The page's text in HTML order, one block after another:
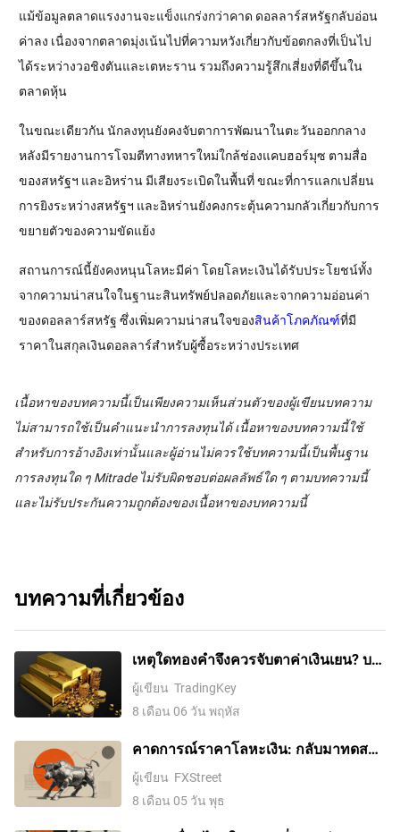
แม้ข้อมูลตลาดแรงงานจะแข็งแกร่งกว่าคาด ดอลลาร์สหรัฐกลับอ่อน
ค่าลง เนื่องจากตลาดมุ่งเน้นไปที่ความหวังเกี่ยวกับข้อตกลงที่เป็นไป
ได้ระหว่างวอชิงตันและเตหะราน รวมถึงความรู้สึกเสี่ยงที่ดีขึ้นใน
ตลาดหุ้น
ในขณะเดียวกัน นักลงทุนยังคงจับตาการพัฒนาในตะวันออกกลาง
หลังมีรายงานการโจมตีทางทหารใหม่ใกล้ช่องแคบฮอร์มุซ ตามสื่อ
ของสหรัฐฯ และอิหร่าน มีเสียงระเบิดในพื้นที่ ขณะที่การแลกเปลี่ยน
การยิงระหว่างสหรัฐฯ และอิหร่านยังคงกระตุ้นความกลัวเกี่ยวกับการ
ขยายตัวของความขัดแย้ง
สถานการณ์นี้ยังคงหนุนโลหะมีค่า โดยโลหะเงินได้รับประโยชน์ทั้ง
จากความน่าสนใจในฐานะสินทรัพย์ปลอดภัยและจากความอ่อนค่า
ของดอลลาร์สหรัฐ ซึ่งเพิ่มความน่าสนใจของสินค้าโภคภัณฑ์ที่มี
ราคาในสกุลเงินดอลลาร์สำหรับผู้ซื้อระหว่างประเทศ
เนื้อหาของบทความนี้เป็นเพียงความเห็นส่วนตัวของผู้เขียนบทความ
ไม่สามารถใช้เป็นคำแนะนำการลงทุนได้ เนื้อหาของบทความนี้ใช้
สำหรับการอ้างอิงเท่านั้นและผู้อ่านไม่ควรใช้บทความนี้เป็นพื้นฐาน
การลงทุนใด ๆ Mitrade ไม่รับผิดชอบต่อผลลัพธ์ใด ๆ ตามบทความนี้
และไม่รับประกันความถูกต้องของเนื้อหาของบทความนี้
บทความที่เกี่ยวข้อง
เหตุใดทองคำจึงควรจับตาค่าเงินเยน? บท
วิเคราะห์เจาะลึกถึงผลกระทบของค่าเงิน
เยนที่มีต่อทองคำ
ผู้เขียน TradingKey
8 เดือน 06 วัน พฤหัส
คาดการณ์ราคาโลหะเงิน: กลับมาทดสอบ
ระดับสูงสุดรายเดือนใกล้ 61 ดอลลาร์
ขณะที่ราคาน้ำมันร่วงลงต่อเนื่อง
ผู้เขียน FXStreet
8 เดือน 05 วัน พุธ